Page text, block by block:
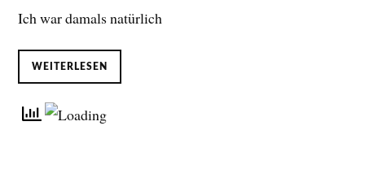
Ich war damals natürlich
WEITERLESEN